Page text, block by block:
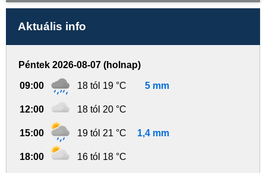
Aktuális info
Péntek 2026-08-07 (holnap)
09:00 18 tól 19 °C 5 mm
12:00 18 tól 20 °C
15:00 19 tól 21 °C 1,4 mm
18:00 16 tól 18 °C